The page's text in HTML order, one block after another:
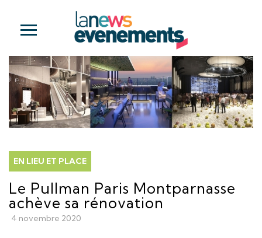
EN LIEU ET PLACE
Le Pullman Paris Montparnasse
achève sa rénovation
4 novembre 2020